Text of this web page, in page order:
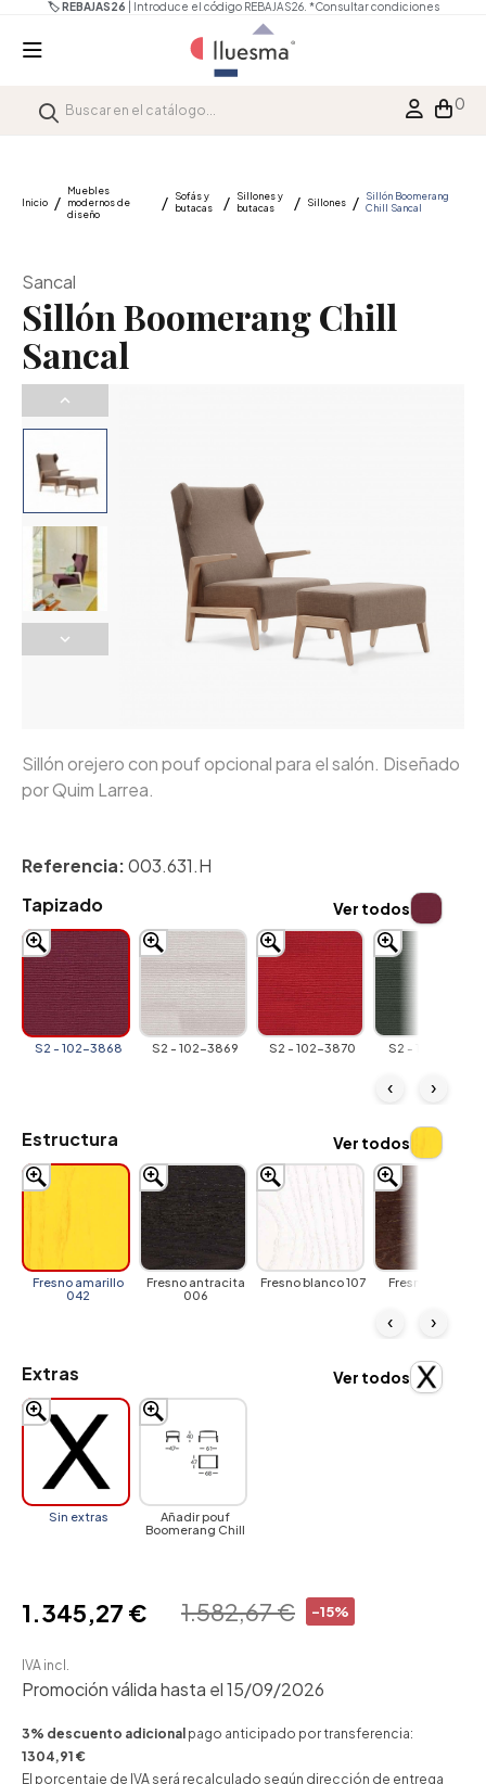
🏷️ REBAJAS26 | Introduce el código REBAJAS26. *Consultar condiciones
0
Inicio
Muebles
modernos de
diseño
Sofás y
butacas
Sillones y
butacas
Sillones
Sillón Boomerang
Chill Sancal
Sancal
Sillón Boomerang Chill
Sancal
Sillón orejero con pouf opcional para el salón. Diseñado
por Quim Larrea.
Referencia:003.631.H
Tapizado
S2 - 102-3868 S2 - 102-3869 S2 - 102-3870 S2 - 102-3871
‹ ›
Ver todos
Estructura
Fresno amarillo
042
Fresno antracita
006
Fresno blanco 107
Fresno ceniza
‹ ›
Ver todos
Extras
Sin extras
Añadir pouf
Boomerang Chill
Ver todos
-15%
1.582,67 €
1.345,27 €
IVA incl.
Promoción válida hasta el 15/09/2026
3% descuento adicional pago anticipado por transferencia:
1304,91 €
El porcentaje de IVA será recalculado según dirección de entrega